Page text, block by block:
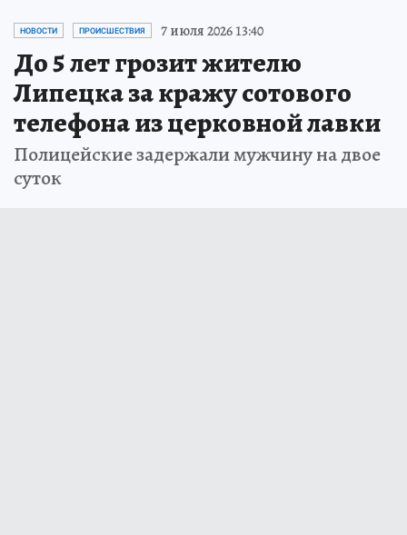
НОВОСТИ ПРОИСШЕСТВИЯ 7 июля 2026 13:40
До 5 лет грозит жителю
Липецка за кражу сотового
телефона из церковной лавки
Полицейские задержали мужчину на двое
суток